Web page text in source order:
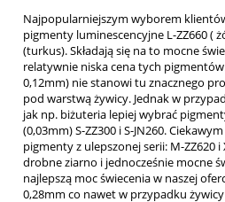
Najpopularniejszym wyborem
pigmenty luminescencyjne L-ZZ660 (
(turkus). Składają się na to mocne
relatywnie niska cena tych
0,12mm) nie stanowi tu znacznego
pod warstwą żywicy. Jednak w
jak np. biżuteria lepiej wybrać
(0,03mm) S-ZZ300 i S-JN260.
pigmenty z ulepszonej serii: M-ZZ620 i
drobne ziarno i jednocześnie mocne
najlepszą moc świecenia w naszej
0,28mm co nawet w przypadku